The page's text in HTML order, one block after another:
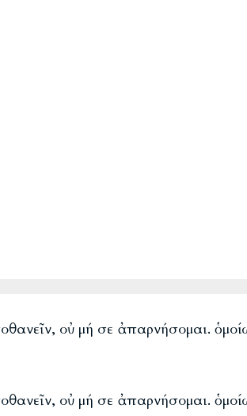
οὐ μή σε ἀπαρνήσομαι.
οὐ μή σε ἀπαρνήσομαι.